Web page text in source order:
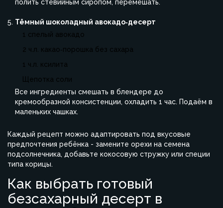
полить стевийным сиропом, перемешать.
Тёмный шоколадный авокадо‑десерт
1 спелый авокадо
2 ч.л. какао‑порошка без сахара
1 ч.л. ксилита
Щепотка соли
Все ингредиенты смешать в блендере до
кремообразной консистенции, охладить 1 час. Подаём в
маленьких чашках.
Каждый рецепт можно адаптировать под вкусовые
предпочтения ребёнка - замените орехи на семена
подсолнечника, добавьте кокосовую стружку или специи
типа корицы.
Как выбрать готовый
безсахарный десерт в